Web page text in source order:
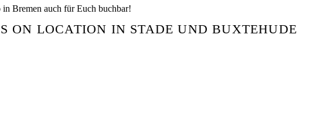
Bremen auch für Euch buchbar!
ON LOCATION IN STADE UND BUXTEHUDE